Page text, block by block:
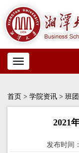
Toggle
navigation
首页 > 学院资讯 > 班
2021
发布时间